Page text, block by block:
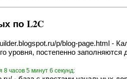
по L2C
p/blog-page.html -
уровня, постепенно заполняются
8 часов 5 минут 6 секунд: